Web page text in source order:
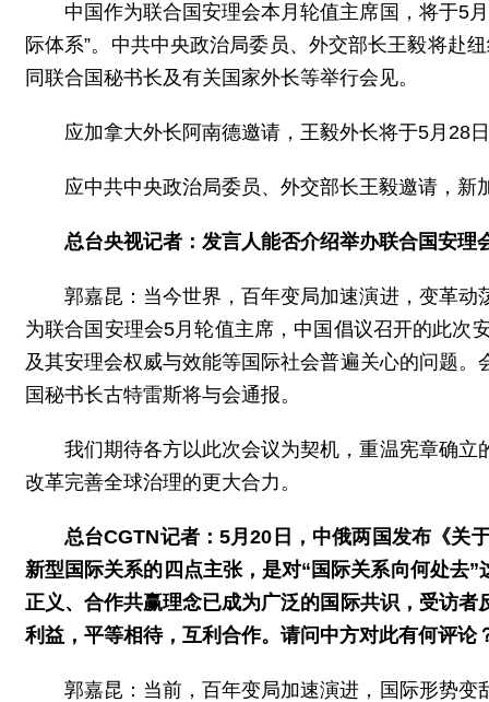
中国作为联合国安理会本月轮值主席国，将于5
际体系”。中共中央政治局委员、外交部长王毅将赴
同联合国秘书长及有关国家外长等举行会见。
应加拿大外长阿南德邀请，王毅外长将于5月28
应中共中央政治局委员、外交部长王毅邀请，
总台央视记者：发言人能否介绍举办联合国安
郭嘉昆：当今世界，百年变局加速演进，变革
为联合国安理会5月轮值主席，中国倡议召开的此次
及其安理会权威与效能等国际社会普遍关心的问题
国秘书长古特雷斯将与会通报。
我们期待各方以此次会议为契机，重温宪章确
改革完善全球治理的更大合力。
总台CGTN记者：5月20日，中俄两国发布《关
新型国际关系的四点主张，是对“国际关系向何处去
正义、合作共赢理念已成为广泛的国际共识，受访
利益，平等相待，互利合作。请问中方对此有何评论
郭嘉昆：当前，百年变局加速演进，国际形势